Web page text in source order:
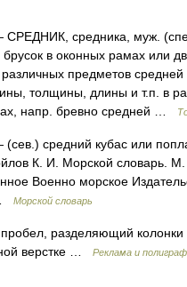
СРЕДНИК, средника, муж.
в оконных рамах или
предметов
толщины, длины и т.п. в
напр. бревно средней …
средний кубас или
К. И. Морской словарь.
Военно морское
Морской словарь
разделяющий колонки
верстке …
Реклама и